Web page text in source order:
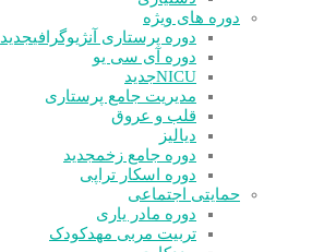
دوره های ویژه
دوره پرستاری آنژیوگرافیجدید
دوره آی سی یو
NICUجدید
مدیریت جامع پرستاری
قلب و عروق
دیالیز
دوره جامع زخمجدید
دوره اسکار تراپی
حمایتی اجتماعی
دوره مادر یاری
تربیت مربی مهدکودک